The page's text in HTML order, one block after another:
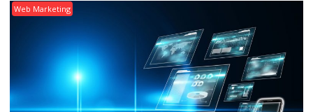
Web Marketing